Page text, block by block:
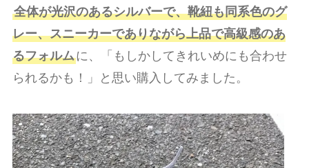
全体が光沢のあるシルバーで、靴紐も同系色のグ
レー、スニーカーでありながら上品で高級感のあ
るフォルムに、「もしかしてきれいめにも合わせ
られるかも！」と思い購入してみました。